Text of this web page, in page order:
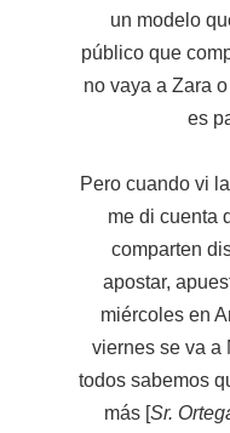
un modelo
público que
no vaya a Zara
es
Pero cuando vi
me di cuenta
comparten
apostar,
miércoles en
viernes se va a
todos sabemos
más [Sr.